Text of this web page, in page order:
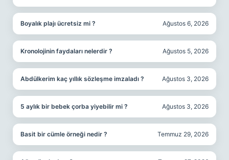
Boyalık plajı ücretsiz mi ? Ağustos 6, 2026
Kronolojinin faydaları nelerdir ? Ağustos 5, 2026
Abdülkerim kaç yıllık sözleşme imzaladı ? Ağustos 3, 2026
5 aylık bir bebek çorba yiyebilir mi ? Ağustos 3, 2026
Basit bir cümle örneği nedir ? Temmuz 29, 2026